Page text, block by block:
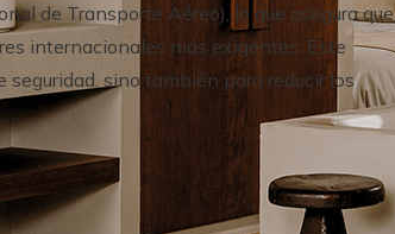
de Transporte Aéreo), lo que asegura que
internacionales más exigentes. Este
sino también para reducir los